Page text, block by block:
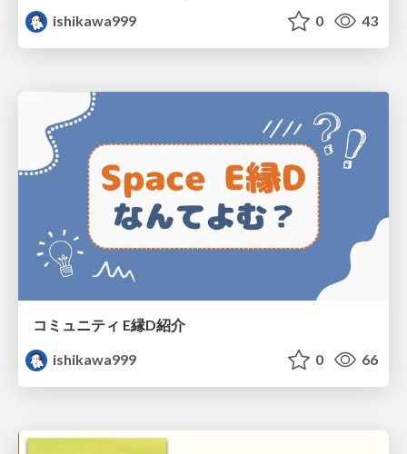
ishikawa999
0 43
コミュニティ E縁D紹介
ishikawa999
0 66